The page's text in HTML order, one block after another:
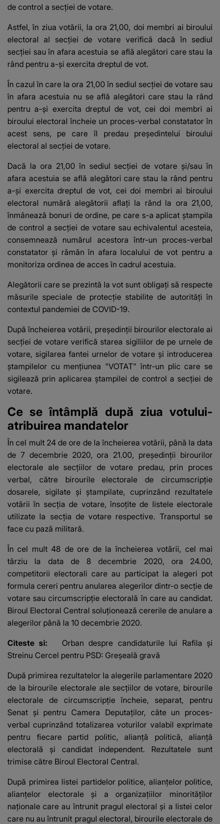
de control a secţiei de votare.
Astfel, în ziua votării, la ora 21,00, doi membri ai biroului
electoral al secţiei de votare verifică dacă în sediul
secţiei sau în afara acestuia se află alegători care stau la
rând pentru a-şi exercita dreptul de vot.
În cazul în care la ora 21,00 în sediul secţiei de votare sau
în afara acestuia nu se află alegători care stau la rând
pentru a-şi exercita dreptul de vot, cei doi membri ai
biroului electoral încheie un proces-verbal constatator în
acest sens, pe care îl predau preşedintelui biroului
electoral al secţiei de votare.
Dacă la ora 21,00 în sediul secţiei de votare şi/sau în
afara acestuia se află alegători care stau la rând pentru
a-şi exercita dreptul de vot, cei doi membri ai biroului
electoral numără alegătorii aflaţi la rând la ora 21,00,
înmânează bonuri de ordine, pe care s-a aplicat ştampila
de control a secţiei de votare sau echivalentul acesteia,
consemnează numărul acestora într-un proces-verbal
constatator şi rămân în afara localului de vot pentru a
monitoriza ordinea de acces în cadrul acestuia.
Alegătorii care se prezintă la vot sunt obligaţi să respecte
măsurile speciale de protecţie stabilite de autorităţi în
contextul pandemiei de COVID-19.
După încheierea votării, preşedinţii birourilor electorale ai
secţiei de votare verifică starea sigiliilor de pe urnele de
votare, sigilarea fantei urnelor de votare şi introducerea
ştampilelor cu menţiunea "VOTAT" într-un plic care se
sigilează prin aplicarea ştampilei de control a secţiei de
votare.
Ce se întâmplă după ziua votului-
atribuirea mandatelor
În cel mult 24 de ore de la încheierea votării, până la data
de 7 decembrie 2020, ora 21.00, preşedinţii birourilor
electorale ale secţiilor de votare predau, prin proces
verbal, către birourile electorale de circumscripţie
dosarele, sigilate şi ştampilate, cuprinzând rezultatele
votării în secţia de votare, însoţite de listele electorale
utilizate la secţia de votare respective. Transportul se
face cu pază militară.
În cel mult 48 de ore de la încheierea votării, cel mai
târziu la data de 8 decembrie 2020, ora 24.00,
competitorii electorali care au participat la alegeri pot
formula cereri pentru anularea alegerilor dintr-o secţie de
votare sau circumscripţie electorală în care au candidat.
Biroul Electoral Central soluţionează cererile de anulare a
alegerilor până la 10 decembrie 2020.
Citeste si:
Orban despre candidaturile lui Rafila şi
Streinu Cercel pentru PSD: Greşeală gravă
După primirea rezultatelor la alegerile parlamentare 2020
de la birourile electorale ale secţiilor de votare, birourile
electorale de circumscripţie încheie, separat, pentru
Senat şi pentru Camera Deputaţilor, câte un proces-
verbal cuprinzând totalizarea voturilor valabil exprimate
pentru fiecare partid politic, alianţă politică, alianţă
electorală şi candidat independent. Rezultatele sunt
trimise către Biroul Electoral Central.
După primirea listei partidelor politice, alianţelor politice,
alianţelor electorale şi a organizaţiilor minorităţilor
naţionale care au întrunit pragul electoral şi a listei celor
care nu au întrunit pragul electoral, birourile electorale de